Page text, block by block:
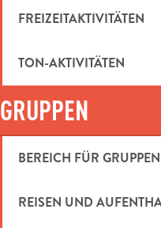
FREIZEITAKTIVITÄTEN
TON-AKTIVITÄTEN
GRUPPEN
BEREICH FÜR GRUPPEN
REISEN UND